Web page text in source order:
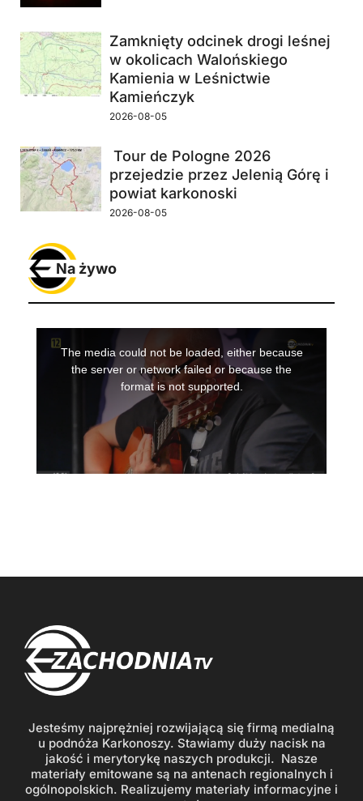
Zamknięty odcinek drogi leśnej
w okolicach Walońskiego
Kamienia w Leśnictwie
Kamieńczyk
2026-08-05
Tour de Pologne 2026
przejedzie przez Jelenią Górę i
powiat karkonoski
2026-08-05
Na żywo
Jesteśmy najprężniej rozwijającą się firmą medialną
u podnóża Karkonoszy. Stawiamy duży nacisk na
jakość i merytorykę naszych produkcji. Nasze
materiały emitowane są na antenach regionalnych i
ogólnopolskich. Realizujemy materiały informacyjne i